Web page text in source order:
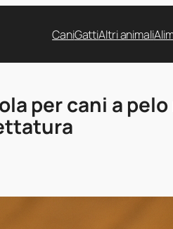
CaniGattiAltri animali
per cani a pelo